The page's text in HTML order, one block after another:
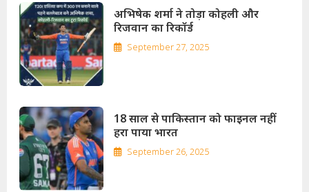
अभिषेक शर्मा ने तोड़ा कोहली और
रिजवान का रिकॉर्ड
September 27, 2025
18 साल से पाकिस्तान को फाइनल नहीं
हरा पाया भारत
September 26, 2025